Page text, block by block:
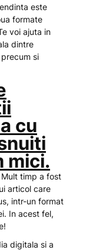
este
formate
voi ajuta in
dintre
precum si
cu
mici.
timp a fost
articol care
intr-un format
In acest fel,
digitala si a